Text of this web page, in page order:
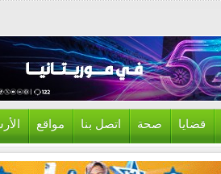
قضايا صحة اتصل بنا مواقع